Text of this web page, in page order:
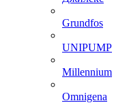
Grundfos
UNIPUMP
Millennium
Omnigena